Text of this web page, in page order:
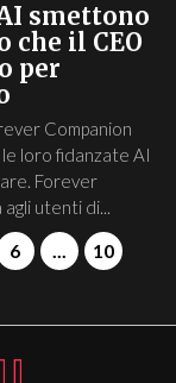
smettono
che il CEO
per
Companion
loro fidanzate AI
Forever
utenti di...
6 ... 10